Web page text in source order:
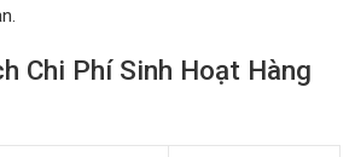
Chi Phí Sinh Hoạt Hàng